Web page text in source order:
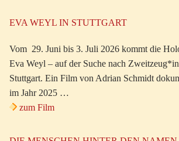
EVA WEYL IN STUTTGART
Vom 29. Juni bis 3. Juli 2026 kommt die
Eva Weyl – auf der Suche nach
Stuttgart. Ein Film von Adrian Schmidt
im Jahr 2025 …
zum Film